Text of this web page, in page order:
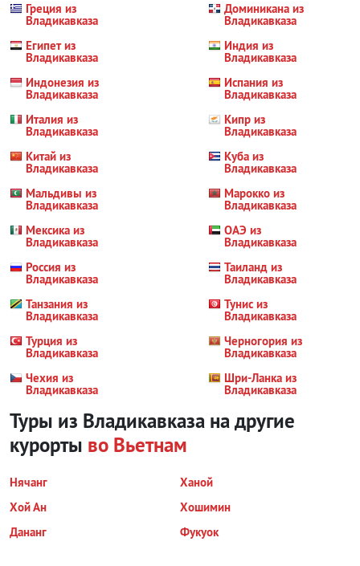
Греция из
Владикавказа
Доминикана из
Владикавказа
Египет из
Владикавказа
Индия из
Владикавказа
Индонезия из
Владикавказа
Испания из
Владикавказа
Италия из
Владикавказа
Кипр из
Владикавказа
Китай из
Владикавказа
Куба из
Владикавказа
Мальдивы из
Владикавказа
Марокко из
Владикавказа
Мексика из
Владикавказа
ОАЭ из
Владикавказа
Россия из
Владикавказа
Таиланд из
Владикавказа
Танзания из
Владикавказа
Тунис из
Владикавказа
Турция из
Владикавказа
Черногория из
Владикавказа
Чехия из
Владикавказа
Шри-Ланка из
Владикавказа
Туры из Владикавказа на другие
курорты во Вьетнам
Нячанг
Ханой
Хой Ан
Хошимин
Дананг
Фукуок